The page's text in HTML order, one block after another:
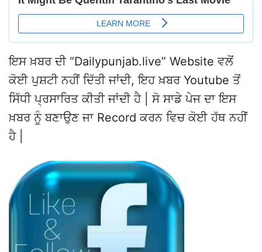
ਇਸ ਖ਼ਬਰ ਦੀ “Dailypunjab.live” Website ਵਲੋਂ
ਕੋਈ ਪੁਸ਼ਟੀ ਨਹੀਂ ਦਿੱਤੀ ਜਾਂਦੀ, ਇਹ ਖ਼ਬਰ Youtube ਤੋਂ
ਸਿੱਧੀ ਪ੍ਰਸਾਰਿਤ ਕੀਤੀ ਜਾਂਦੀ ਹੈ | ਸੋ ਸਾਡੇ ਪੇਜ ਦਾ ਇਸ
ਖ਼ਬਰ ਨੂੰ ਬਣਾਉਣ ਜਾ Record ਕਰਨ ਵਿਚ ਕੋਈ ਹੱਥ ਨਹੀਂ
ਹੈ |